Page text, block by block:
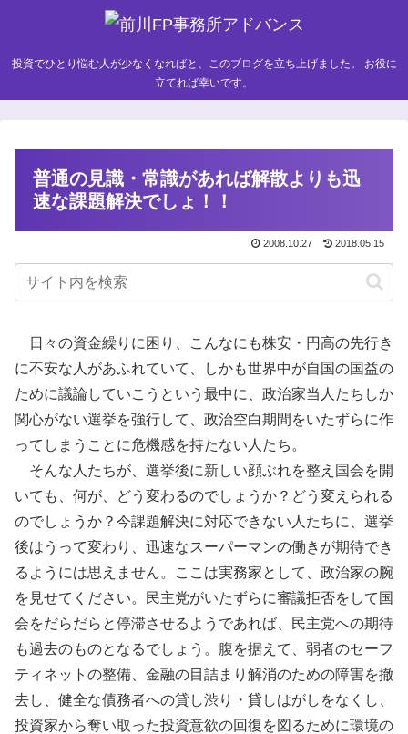
投資でひとり悩む人が少なくなればと、このブログを立ち上げました。 お役に
立てれば幸いです。
普通の見識・常識があれば解散よりも迅
速な課題解決でしょ！！
2008.10.27 2018.05.15
日々の資金繰りに困り、こんなにも株安・円高の先行き
に不安な人があふれていて、しかも世界中が自国の国益の
ために議論していこうという最中に、政治家当人たちしか
関心がない選挙を強行して、政治空白期間をいたずらに作
ってしまうことに危機感を持たない人たち。
そんな人たちが、選挙後に新しい顔ぶれを整え国会を開
いても、何が、どう変わるのでしょうか？どう変えられる
のでしょうか？今課題解決に対応できない人たちに、選挙
後はうって変わり、迅速なスーパーマンの働きが期待でき
るようには思えません。ここは実務家として、政治家の腕
を見せてください。民主党がいたずらに審議拒否をして国
会をだらだらと停滞させるようであれば、民主党への期待
も過去のものとなるでしょう。腹を据えて、弱者のセーフ
ティネットの整備、金融の目詰まり解消のための障害を撤
去し、健全な債務者への貸し渋り・貸しはがしをなくし、
投資家から奪い取った投資意欲の回復を図るために環境の